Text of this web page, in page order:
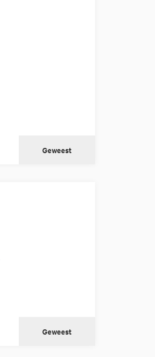
Geweest
Geweest